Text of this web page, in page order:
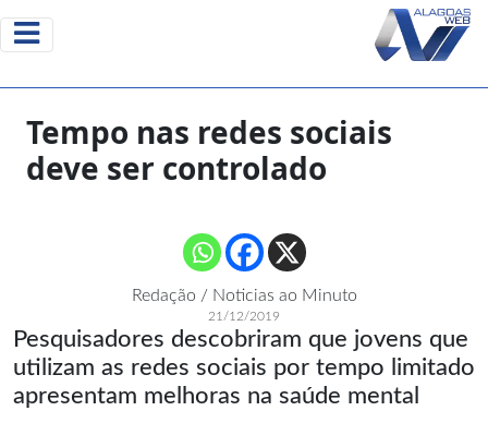
Tempo nas redes sociais
deve ser controlado
Redação / Noticias ao Minuto
21/12/2019
Pesquisadores descobriram que jovens que
utilizam as redes sociais por tempo limitado
apresentam melhoras na saúde mental